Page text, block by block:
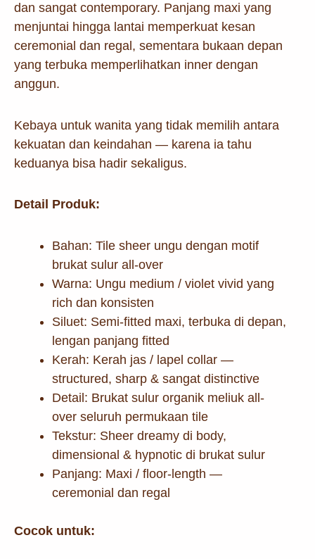
dan sangat contemporary. Panjang maxi yang
menjuntai hingga lantai memperkuat kesan
ceremonial dan regal, sementara bukaan depan
yang terbuka memperlihatkan inner dengan
anggun.
Kebaya untuk wanita yang tidak memilih antara
kekuatan dan keindahan — karena ia tahu
keduanya bisa hadir sekaligus.
Detail Produk:
Bahan: Tile sheer ungu dengan motif
brukat sulur all-over
Warna: Ungu medium / violet vivid yang
rich dan konsisten
Siluet: Semi-fitted maxi, terbuka di depan,
lengan panjang fitted
Kerah: Kerah jas / lapel collar —
structured, sharp & sangat distinctive
Detail: Brukat sulur organik meliuk all-
over seluruh permukaan tile
Tekstur: Sheer dreamy di body,
dimensional & hypnotic di brukat sulur
Panjang: Maxi / floor-length —
ceremonial dan regal
Cocok untuk: